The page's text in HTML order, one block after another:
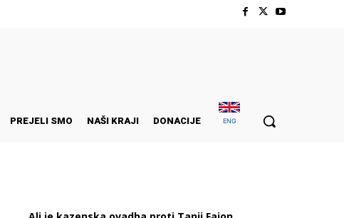
PREJELI SMO NAŠI KRAJI DONACIJE ENG